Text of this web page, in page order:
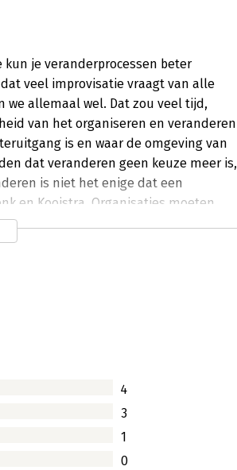
je veranderprocessen beter
veel improvisatie vraagt van alle
we allemaal wel. Dat zou veel tijd,
van het organiseren en veranderen
is en waar de omgeving van
dat veranderen geen keuze meer is,
is niet het enige dat een
en Kooistra. Organisaties moeten
'Ontwikkelen gaat over ont-
is.' Een fraai en veelzeggend
4
3
1
0